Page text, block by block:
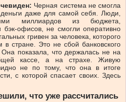
Черная система не смогла
даже для самой себя. Люди,
миллиардов из бюджета,
офисов, не смогли оперативно
гривен за человека, которого
стране. Это не сбой банковского
показала, что держалась не на
кассе, а на страхе. Живую
не по тому, что она в итоге
с которой спасает своих. Здесь
что уже рассчитались